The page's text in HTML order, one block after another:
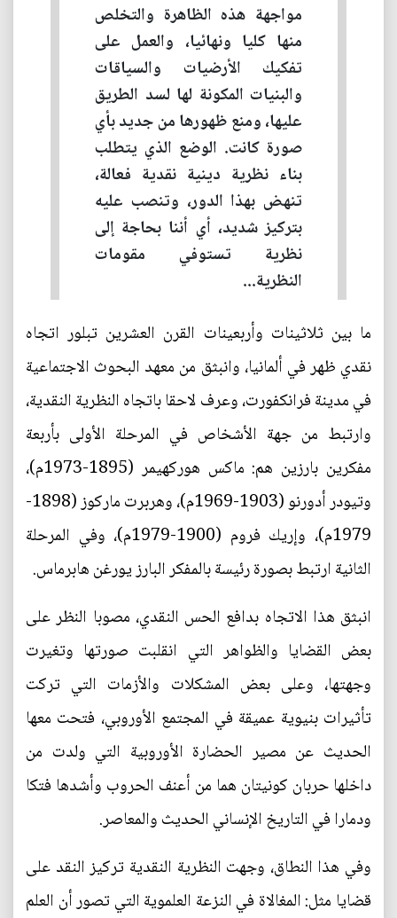
مواجهة هذه الظاهرة والتخلص
منها كليا ونهائيا، والعمل على
تفكيك الأرضيات والسياقات
والبنيات المكونة لها لسد الطريق
عليها، ومنع ظهورها من جديد بأي
صورة كانت. الوضع الذي يتطلب
بناء نظرية دينية نقدية فعالة،
تنهض بهذا الدور، وتنصب عليه
بتركيز شديد، أي أننا بحاجة إلى
نظرية تستوفي مقومات
النظرية...
ما بين ثلاثينات وأربعينات القرن العشرين تبلور اتجاه
نقدي ظهر في ألمانيا، وانبثق من معهد البحوث الاجتماعية
في مدينة فرانكفورت، وعرف لاحقا باتجاه النظرية النقدية،
وارتبط من جهة الأشخاص في المرحلة الأولى بأربعة
مفكرين بارزين هم: ماكس هوركهيمر (1895-1973م)،
وتيودر أدورنو (1903-1969م)، وهربرت ماركوز (1898-
1979م)، وإريك فروم (1900-1979م)، وفي المرحلة
الثانية ارتبط بصورة رئيسة بالمفكر البارز يورغن هابرماس.
انبثق هذا الاتجاه بدافع الحس النقدي، مصوبا النظر على
بعض القضايا والظواهر التي انقلبت صورتها وتغيرت
وجهتها، وعلى بعض المشكلات والأزمات التي تركت
تأثيرات بنيوية عميقة في المجتمع الأوروبي، فتحت معها
الحديث عن مصير الحضارة الأوروبية التي ولدت من
داخلها حربان كونيتان هما من أعنف الحروب وأشدها فتكا
ودمارا في التاريخ الإنساني الحديث والمعاصر.
وفي هذا النطاق، وجهت النظرية النقدية تركيز النقد على
قضايا مثل: المغالاة في النزعة العلموية التي تصور أن العلم